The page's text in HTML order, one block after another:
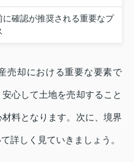
に確認が推奨される重要なプ
売却における重要な要素で
心して土地を売却すること
料となります。次に、境界
詳しく見ていきましょう。